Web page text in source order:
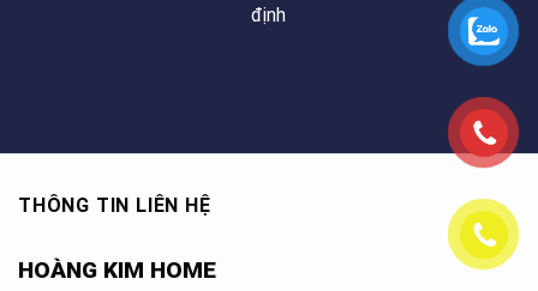
định
THÔNG TIN LIÊN HỆ
HOÀNG KIM HOME